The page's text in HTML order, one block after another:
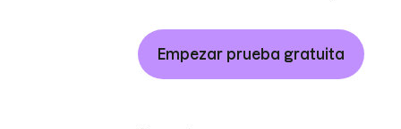
Empezar prueba gratuita